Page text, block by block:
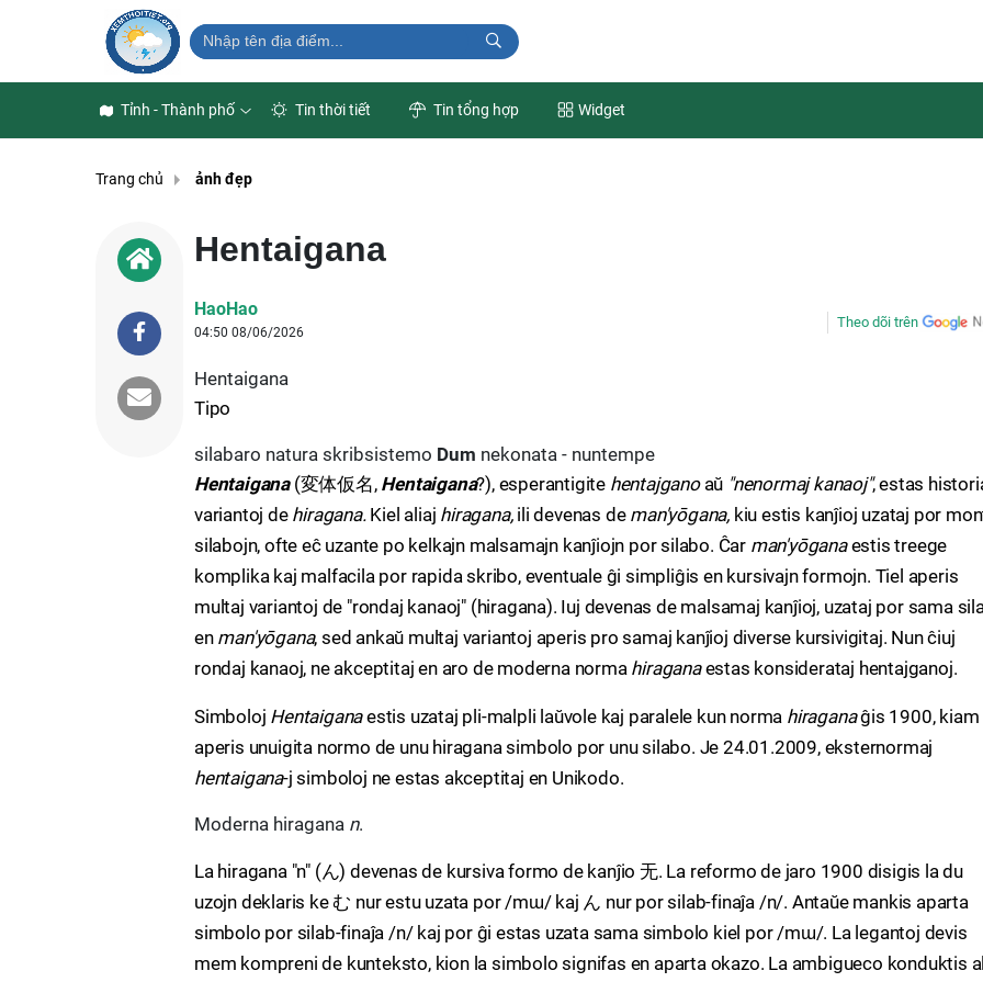
Tỉnh - Thành phố Tin thời tiết Tin tổng hợp Widget
Trang chủ ảnh đẹp
Hentaigana
HaoHao
04:50 08/06/2026
Theo dõi trên
Hentaigana
Tipo
silabaro natura skribsistemo Dum nekonata - nuntempe
Hentaigana(変体仮名, Hentaigana?), esperantigite hentajganoaŭ "nenormaj kanaoj", estas
variantoj de hiragana.Kiel aliaj hiragana,ili devenas de man'yōgana, kiu estis kanĵioj uzataj por
silabojn, ofte eĉ uzante po kelkajn malsamajn kanĵiojn por silabo. Ĉar man'yōganaestis treege
komplika kaj malfacila por rapida skribo, eventuale ĝi simpliĝis en kursivajn formojn. Tiel aperis
multaj variantoj de "rondaj kanaoj" (hiragana). Iuj devenas de malsamaj kanĵioj, uzataj por sama
en man'yōgana, sed ankaŭ multaj variantoj aperis pro samaj kanĵioj diverse kursivigitaj. Nun ĉiuj
rondaj kanaoj, ne akceptitaj en aro de moderna norma hiraganaestas konsiderataj hentajganoj.
Simboloj Hentaiganaestis uzataj pli-malpli laŭvole kaj paralele kun norma hiraganaĝis 1900, kiam
aperis unuigita normo de unu hiragana simbolo por unu silabo. Je 24.01.2009, eksternormaj
hentaigana-j simboloj ne estas akceptitaj en Unikodo.
Moderna hiragana n.
La hiragana "n" (ん) devenas de kursiva formo de kanĵio 无. La reformo de jaro 1900 disigis la du
uzojn deklaris ke む nur estu uzata por /mɯ/ kaj ん nur por silab-finaĵa /n/. Antaŭe mankis aparta
simbolo por silab-finaĵa /n/ kaj por ĝi estas uzata sama simbolo kiel por /mɯ/. La legantoj devis
mem kompreni de kunteksto, kion la simbolo signifas en aparta okazo. La ambigueco konduktis al